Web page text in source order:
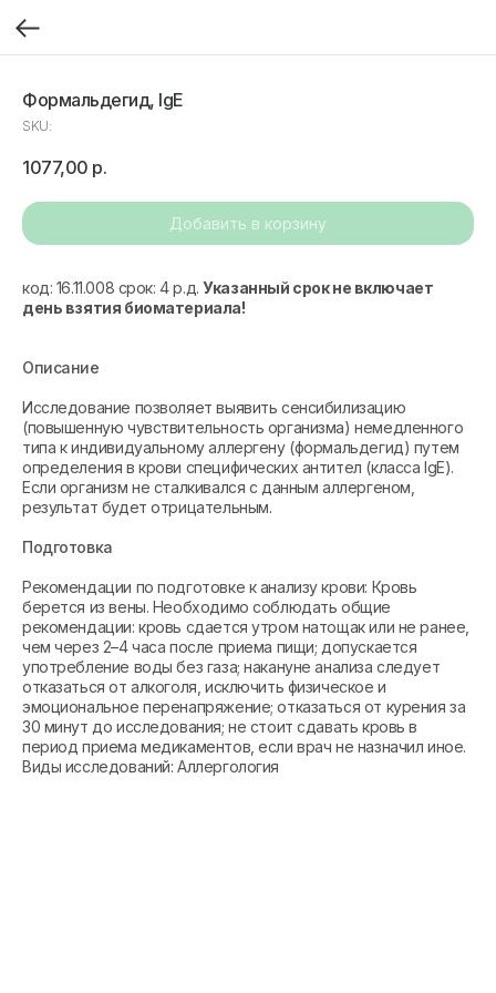
Формальдегид, IgE
SKU:
1077,00 р.
Добавить в корзину
код: 16.11.008 срок: 4 р.д.Указанный срок не включает
день взятия биоматериала!
Описание
Исследование позволяет выявить сенсибилизацию
(повышенную чувствительность организма) немедленного
типа к индивидуальному аллергену (формальдегид) путем
определения в крови специфических антител (класса IgE).
Если организм не сталкивался с данным аллергеном,
результат будет отрицательным.
Подготовка
Рекомендации по подготовке к анализу крови: Кровь
берется из вены. Необходимо соблюдать общие
рекомендации: кровь сдается утром натощак или не ранее,
чем через 2–4 часа после приема пищи; допускается
употребление воды без газа; накануне анализа следует
отказаться от алкоголя, исключить физическое и
эмоциональное перенапряжение; отказаться от курения за
30 минут до исследования; не стоит сдавать кровь в
период приема медикаментов, если врач не назначил иное.
Виды исследований: Аллергология